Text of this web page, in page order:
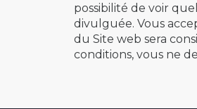
possibilité de voir
divulguée. Vous
du Site web sera
conditions, vous ne